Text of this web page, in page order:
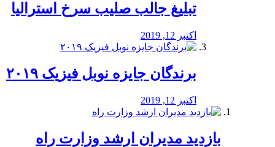
تبلیغ جالب صلیب سرخ استرالیا
اکتبر 12, 2019
برندگان جایزه نوبل فیزیک ۲۰۱۹
اکتبر 12, 2019
بازدید مدیران ارشد وزارت راه